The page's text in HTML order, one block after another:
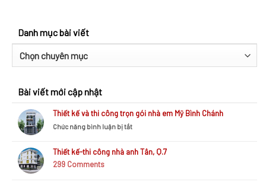
Danh mục bài viết
Danh
viết
Bài viết mới cập nhật
Thiết kế và thi công trọn gói nhà em Mỹ Bình Chánh
Chức năng bình luận bị tắtở
và
Thiết kế-thi công nhà anh Tân, Q.7
299 Comments